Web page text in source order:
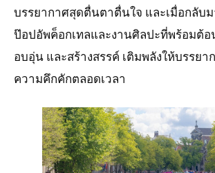
บรรยากาศสุดตื่นตาตื่นใจ และเมื่อกลับม
ป๊อปอัพค็อกเทลและงานศิลปะที่พร้อมต้
อบอุ่น และสร้างสรรค์ เติมพลังให้บรรยา
ความคึกคักตลอดเวลา